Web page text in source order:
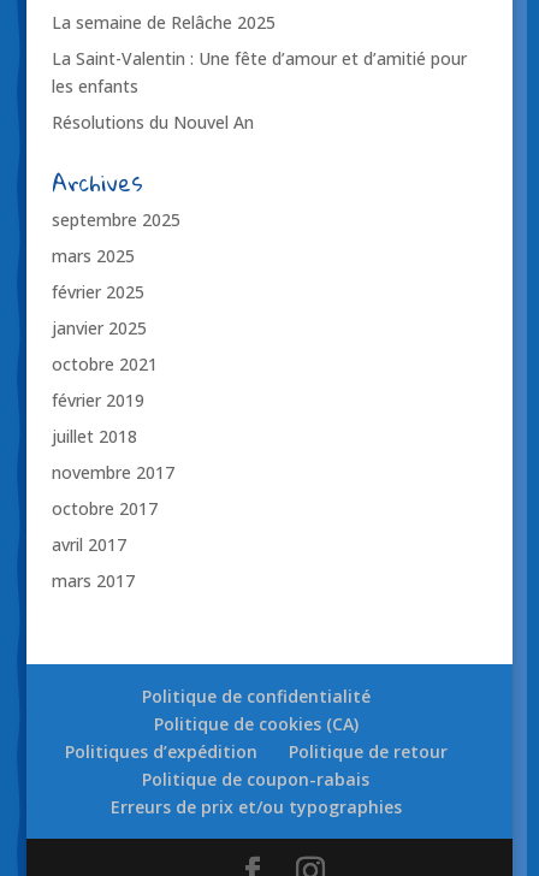
La semaine de Relâche 2025
La Saint-Valentin : Une fête d’amour et d’amitié pour
les enfants
Résolutions du Nouvel An
Archives
septembre 2025
mars 2025
février 2025
janvier 2025
octobre 2021
février 2019
juillet 2018
novembre 2017
octobre 2017
avril 2017
mars 2017
Politique de confidentialité
Politique de cookies (CA)
Politiques d’expédition
Politique de retour
Politique de coupon-rabais
Erreurs de prix et/ou typographies